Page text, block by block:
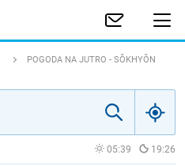
POGODA NA JUTRO - SŎKHYŎN
05:39 19:26